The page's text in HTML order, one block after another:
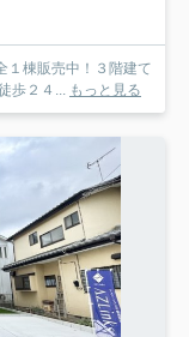
棟販売中！３階建て
歩２４... もっと見る